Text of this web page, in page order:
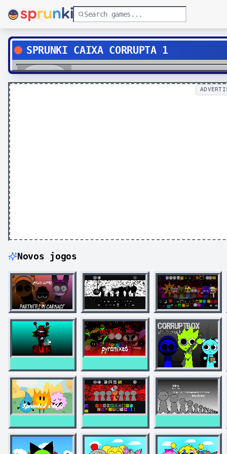
SPRUNKI CAIXA CORRUPTA 1
Play
Novos jogos